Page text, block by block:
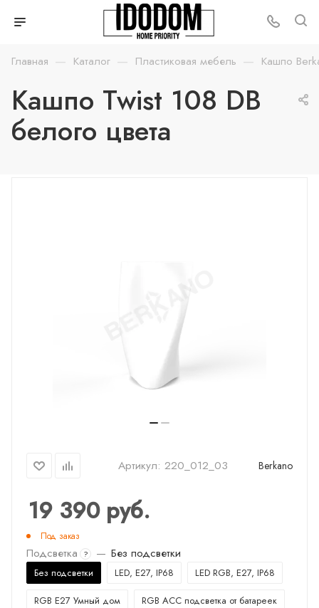
Главная — Каталог — Пластиковая мебель — Кашпо
Кашпо Twist 108 DB
белого цвета
Артикул: 220_012_03 Berkano
19 390руб.
Под заказ
Подсветка ? — Без подсветки
Без подсветки LED, E27, IP68 LED RGB, E27, IP68
RGB E27 Умный дом RGB ACC подсветка от батареек